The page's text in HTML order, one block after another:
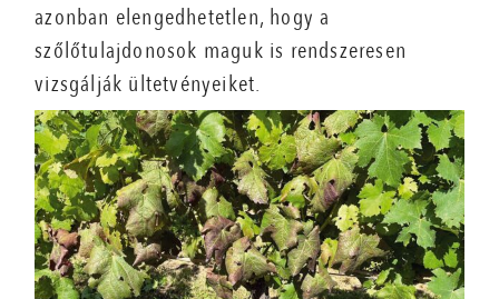
azonban elengedhetetlen, hogy a
szőlőtulajdonosok maguk is rendszeresen
vizsgálják ültetvényeiket.